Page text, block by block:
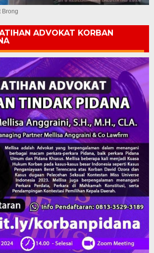
Brong
ADVOKAT KORBAN